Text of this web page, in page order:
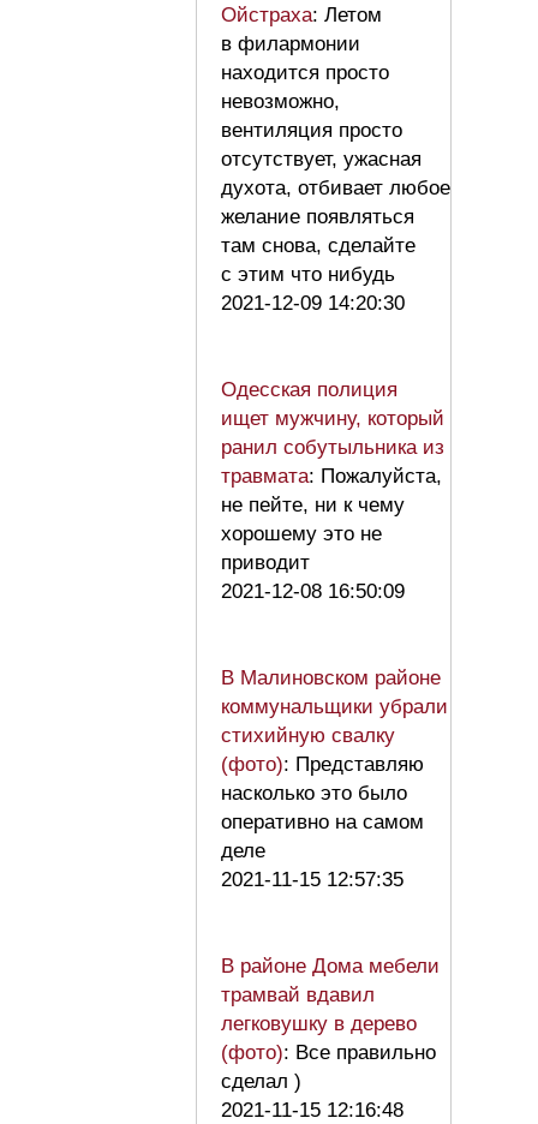
Ойстраха: Летом
в филармонии
находится просто
невозможно,
вентиляция просто
отсутствует, ужасная
духота, отбивает любое
желание появляться
там снова, сделайте
с этим что нибудь
2021-12-09 14:20:30
Одесская полиция
ищет мужчину, который
ранил собутыльника из
травмата: Пожалуйста,
не пейте, ни к чему
хорошему это не
приводит
2021-12-08 16:50:09
В Малиновском районе
коммунальщики убрали
стихийную свалку
(фото): Представляю
насколько это было
оперативно на самом
деле
2021-11-15 12:57:35
В районе Дома мебели
трамвай вдавил
легковушку в дерево
(фото): Все правильно
сделал )
2021-11-15 12:16:48